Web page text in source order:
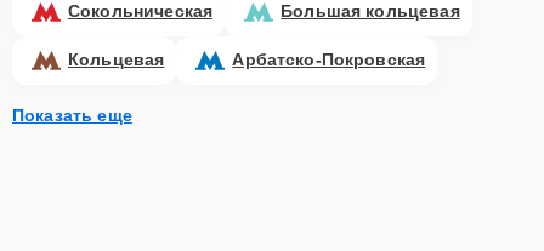
Сокольническая Большая кольцевая
Кольцевая Арбатско-Покровская
Показать еще